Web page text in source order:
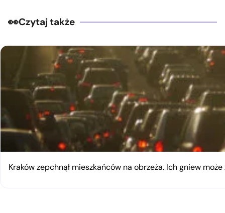
Czytaj także
Kraków zepchnął mieszkańców na obrzeża. Ich gniew